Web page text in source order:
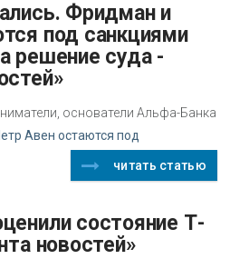
под санкциями
решение суда -
основатели Альфа-Банка
Авен остаются под
читать статью
новостей»